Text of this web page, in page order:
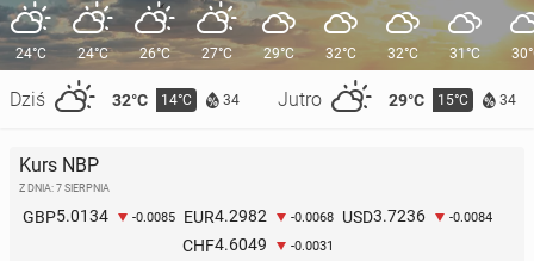
24°C
Dziś 32°C 14°C 34 Jutro 29°C 15°C 34
24°C 26°C 27°C 29°C 32°C 32°C 31°C
Kurs NBP
Z DNIA: 7 SIERPNIA
GBP5.0134 -0.0085 EUR4.2982 -0.0068 USD3.7236 -0.0084
CHF4.6049 -0.0031